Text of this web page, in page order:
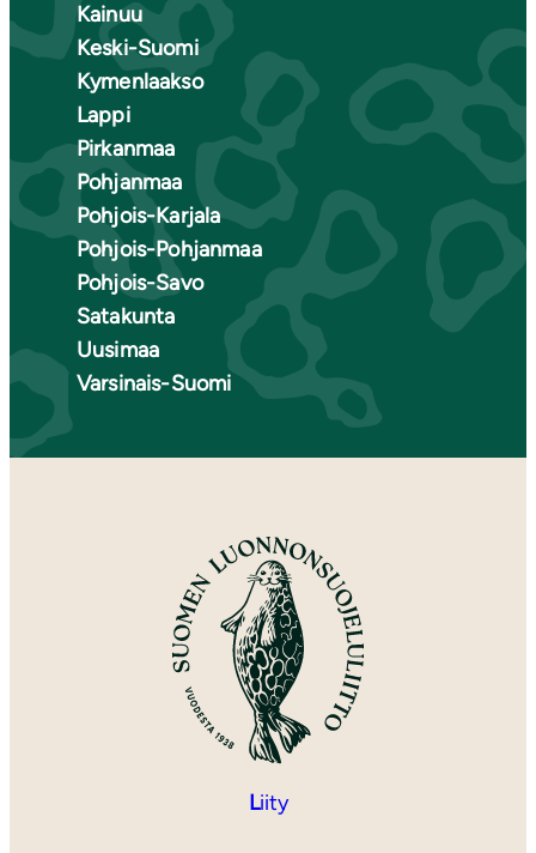
Kainuu
Keski-Suomi
Kymenlaakso
Lappi
Pirkanmaa
Pohjanmaa
Pohjois-Karjala
Pohjois-Pohjanmaa
Pohjois-Savo
Satakunta
Uusimaa
Varsinais-Suomi
Liity